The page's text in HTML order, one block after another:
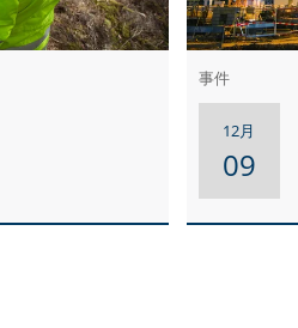
事件
12月
09